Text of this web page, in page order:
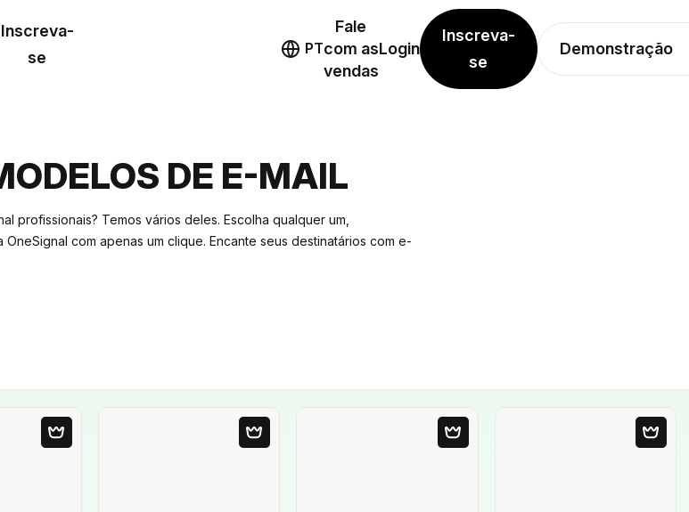
Inscreva-
se
PT
Fale
com as
vendas
Login
Inscreva-
se
Demonstração
DE E-MAIL
profissionais? Temos vários deles. Escolha qualquer um,
com apenas um clique. Encante seus destinatários com e-